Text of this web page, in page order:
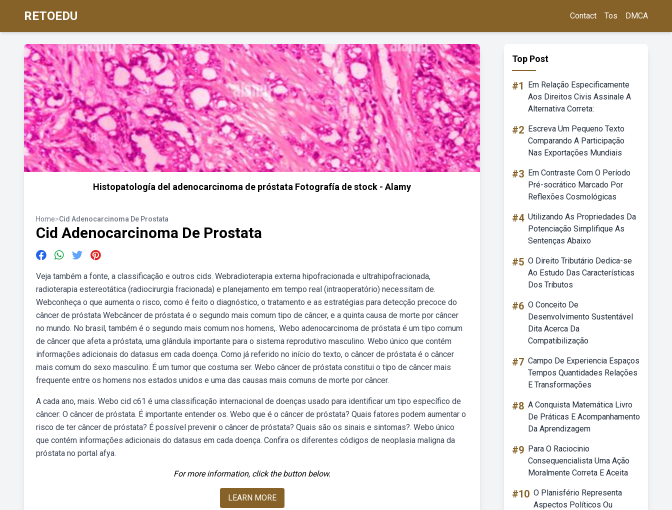
RETOEDU Contact Tos DMCA
Histopatología del adenocarcinoma de próstata Fotografía de stock - Alamy
Home>Cid Adenocarcinoma De Prostata
Cid Adenocarcinoma De Prostata
Veja também a fonte, a classificação e outros cids. Webradioterapia externa hipofracionada e ultrahipofracionada,
radioterapia estereotática (radiocirurgia fracionada) e planejamento em tempo real (intraoperatório) necessitam de.
Webconheça o que aumenta o risco, como é feito o diagnóstico, o tratamento e as estratégias para detecção precoce do
câncer de próstata Webcâncer de próstata é o segundo mais comum tipo de câncer, e a quinta causa de morte por câncer
no mundo. No brasil, também é o segundo mais comum nos homens,. Webo adenocarcinoma de próstata é um tipo comum
de câncer que afeta a próstata, uma glândula importante para o sistema reprodutivo masculino. Webo único que contém
informações adicionais do datasus em cada doença. Como já referido no início do texto, o câncer de próstata é o câncer
mais comum do sexo masculino. É um tumor que costuma ser. Webo câncer de próstata constitui o tipo de câncer mais
frequente entre os homens nos estados unidos e uma das causas mais comuns de morte por câncer.
A cada ano, mais. Webo cid c61 é uma classificação internacional de doenças usado para identificar um tipo específico de
câncer: O câncer de próstata. É importante entender os. Webo que é o câncer de próstata? Quais fatores podem aumentar o
risco de ter câncer de próstata? É possível prevenir o câncer de próstata? Quais são os sinais e sintomas?. Webo único
que contém informações adicionais do datasus em cada doença. Confira os diferentes códigos de neoplasia maligna da
próstata no portal afya.
For more information, click the button below.
LEARN MORE
Top Post
#1
Em Relação Especificamente
Aos Direitos Civis Assinale A
Alternativa Correta:
#2 Escreva Um Pequeno Texto
Comparando A Participação
Nas Exportações Mundiais
#3 Em Contraste Com O Período
Pré-socrático Marcado Por
Reflexões Cosmológicas
#4 Utilizando As Propriedades Da
Potenciação Simplifique As
Sentenças Abaixo
#5 O Direito Tributário Dedica-se
Ao Estudo Das Características
Dos Tributos
#6 O Conceito De
Desenvolvimento Sustentável
Dita Acerca Da
Compatibilização
#7 Campo De Experiencia Espaços
Tempos Quantidades Relações
E Transformações
#8 A Conquista Matemática Livro
De Práticas E Acompanhamento
Da Aprendizagem
#9 Para O Raciocinio
Consequencialista Uma Ação
Moralmente Correta E Aceita
#10 O Planisfério Representa
Aspectos Políticos Ou